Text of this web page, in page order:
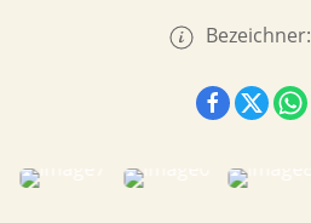
Bezeichner: